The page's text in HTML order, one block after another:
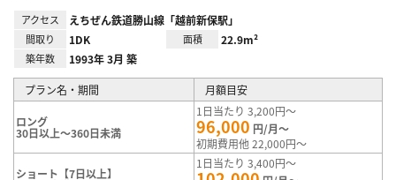
アクセス えちぜん鉄道勝山線「越前新保駅」
間取り 1DK 面積 22.9m²
築年数 1993年 3月 築
プラン名・期間 月額目安
ロング
30日以上～360日未満
1日当たり 3,200円～
96,000 円/月～
初期費用他 22,000円～
ショート【7日以上】
1日当たり 3,400円～